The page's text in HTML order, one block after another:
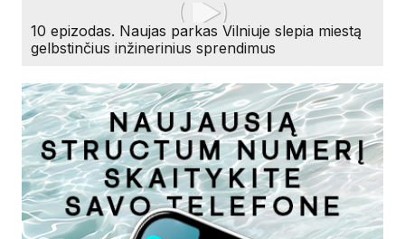
10 epizodas. Naujas parkas Vilniuje slepia miestą
gelbstinčius inžinerinius sprendimus